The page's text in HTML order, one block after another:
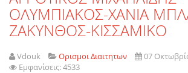
ΟΛΥΜΠΙΑΚΟΣ-ΧΑΝΙΑ
ΖΑΚΥΝΘΟΣ-ΚΙΣΣΑΜΙΚΟ
Vdouk Ορισμοι Διαιτητων
07
Εμφανίσεις: 4533